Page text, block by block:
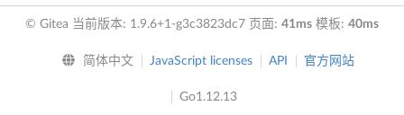
© Gitea 当前版本: 1.9.6+1-g3c3823dc7 页面: 41ms 模板: 40ms
简体中文 JavaScript licenses API 官方网站
Go1.12.13